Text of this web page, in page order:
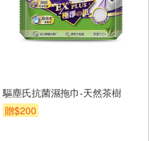
驅塵氏抗菌濕拖巾-天然茶樹
贈$200